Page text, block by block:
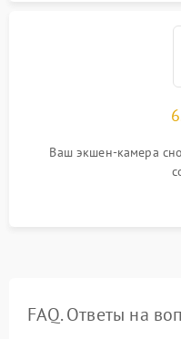
Ваш экшен-камера
FAQ. Ответы на